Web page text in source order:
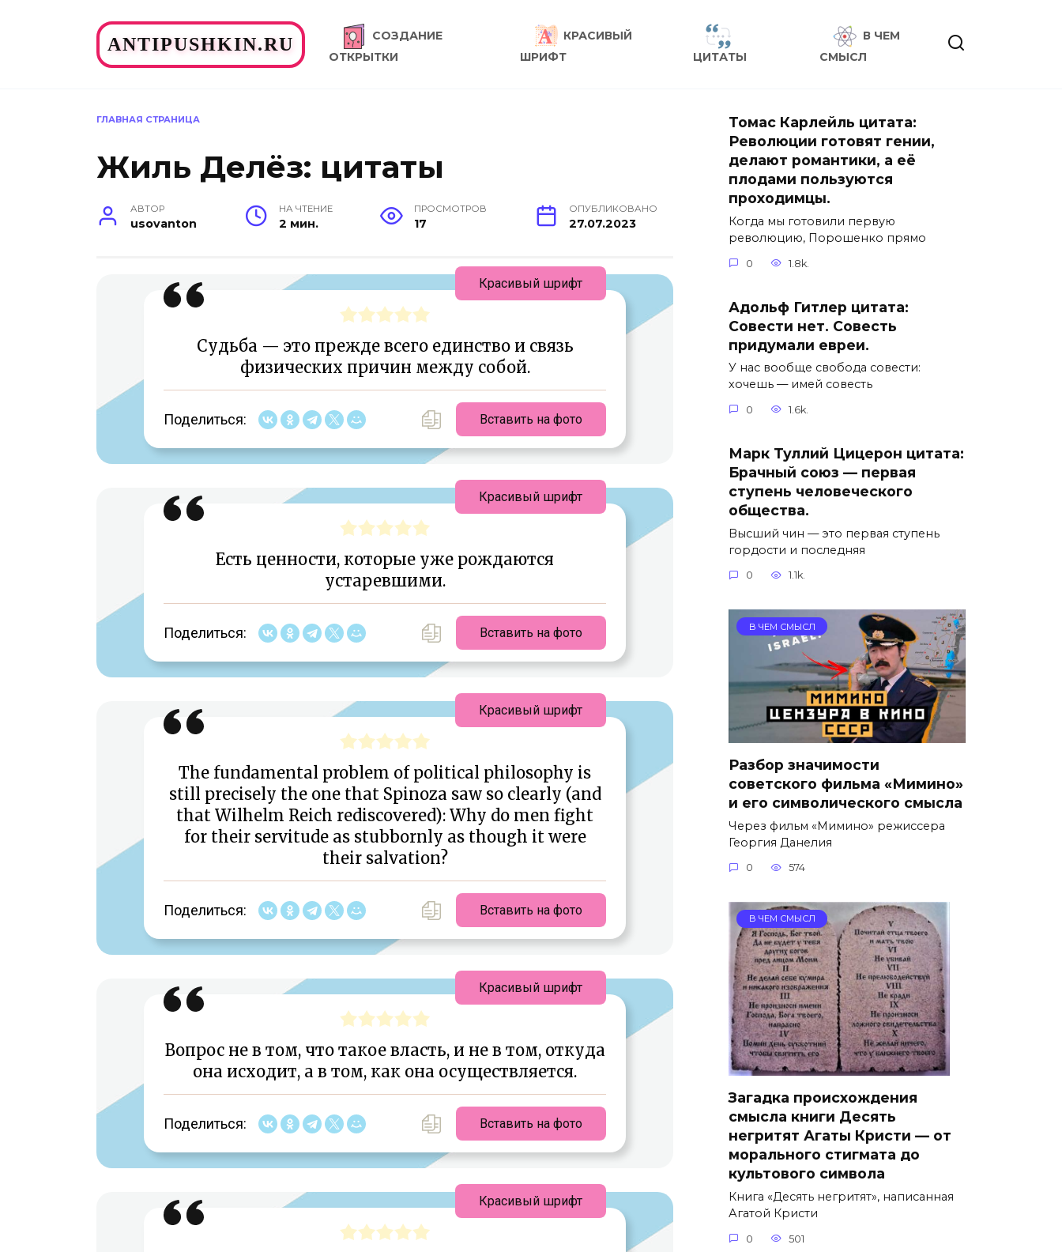
ANTIPUSHKIN.RU
СОЗДАНИЕ
ОТКРЫТКИ
КРАСИВЫЙ
ШРИФТ
ЦИТАТЫ
В ЧЕМ
СМЫСЛ
ГЛАВНАЯ СТРАНИЦА
Жиль Делёз: цитаты
АВТОР
usovanton
НА ЧТЕНИЕ
2 мин.
ПРОСМОТРОВ
17
ОПУБЛИКОВАНО
27.07.2023
Судьба — это прежде всего единство и связь
физических причин между собой.
Поделиться: Вставить на фото
Красивый шрифт
Есть ценности, которые уже рождаются
устаревшими.
Поделиться: Вставить на фото
Красивый шрифт
The fundamental problem of political philosophy is
still precisely the one that Spinoza saw so clearly (and
that Wilhelm Reich rediscovered): Why do men fight
for their servitude as stubbornly as though it were
their salvation?
Поделиться: Вставить на фото
Красивый шрифт
Вопрос не в том, что такое власть, и не в том, откуда
она исходит, а в том, как она осуществляется.
Поделиться: Вставить на фото
Красивый шрифт
Красивый шрифт
Томас Карлейль цитата:
Революции готовят гении,
делают романтики, а её
плодами пользуются
проходимцы.
Когда мы готовили первую
революцию, Порошенко прямо
0 1.8k.
Адольф Гитлер цитата:
Совести нет. Совесть
придумали евреи.
У нас вообще свобода совести:
хочешь — имей совесть
0 1.6k.
Марк Туллий Цицерон цитата:
Брачный союз — первая
ступень человеческого
общества.
Высший чин — это первая ступень
гордости и последняя
0 1.1k.
В ЧЕМ СМЫСЛ
Разбор значимости
советского фильма «Мимино»
и его символического смысла
Через фильм «Мимино» режиссера
Георгия Данелия
0 574
В ЧЕМ СМЫСЛ
Загадка происхождения
смысла книги Десять
негритят Агаты Кристи — от
морального стигмата до
культового символа
Книга «Десять негритят», написанная
Агатой Кристи
0 501